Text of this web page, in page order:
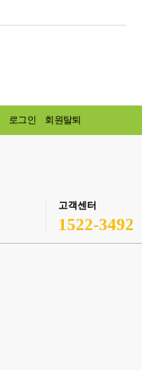
로그인 회원탈퇴
고객센터
1522-3492